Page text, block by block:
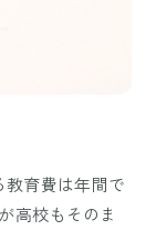
育費は年間で
高校もそのま